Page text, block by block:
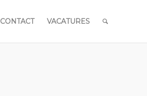
CONTACT VACATURES